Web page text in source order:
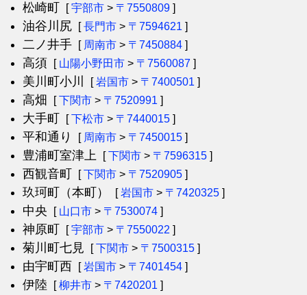
松崎町 [宇部市 > 〒7550809 ]
油谷川尻 [長門市 > 〒7594621 ]
二ノ井手 [ 周南市 > 〒7450884 ]
高須 [ 山陽小野田市 > 〒7560087 ]
美川町小川 [岩国市 > 〒7400501 ]
高畑 [下関市 > 〒7520991 ]
大手町 [下松市 > 〒7440015 ]
平和通り [ 周南市 > 〒7450015 ]
豊浦町室津上 [下関市 > 〒7596315 ]
西観音町 [下関市 > 〒7520905 ]
玖珂町（本町） [岩国市 > 〒7420325 ]
中央 [ 山口市 > 〒7530074 ]
神原町 [宇部市 > 〒7550022 ]
菊川町七見 [下関市 > 〒7500315 ]
由宇町西 [岩国市 > 〒7401454 ]
伊陸 [柳井市 > 〒7420201 ]